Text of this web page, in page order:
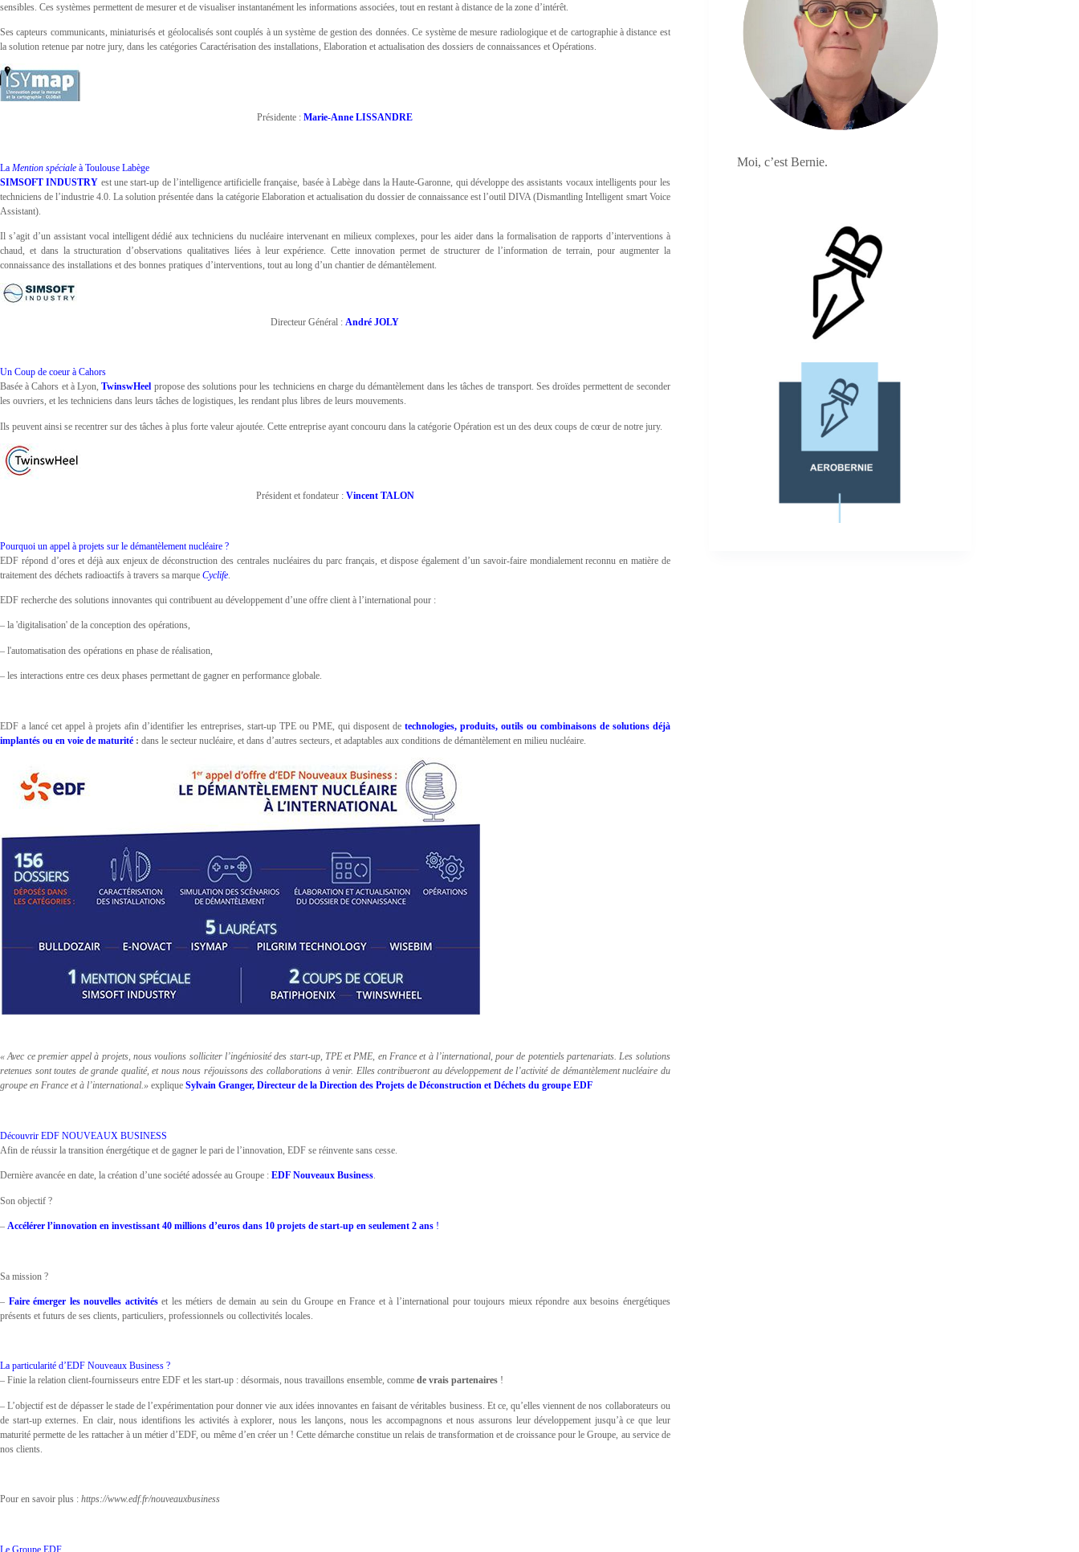
sensibles. Ces systèmes permettent de mesurer et de visualiser instantanément les informations associées, tout en restant à distance de la zone d’intérêt.
Ses capteurs communicants, miniaturisés et géolocalisés sont couplés à un système de gestion des données. Ce système de mesure radiologique et de cartographie à distance est
la solution retenue par notre jury, dans les catégories Caractérisation des installations, Elaboration et actualisation des dossiers de connaissances et Opérations.
Présidente :Marie-Anne LISSANDRE
La Mention spéciale à Toulouse Labège
SIMSOFT INDUSTRY est une start-up de l’intelligence artificielle française, basée à Labège dans la Haute-Garonne, qui développe des assistants vocaux intelligents pour les
techniciens de l’industrie 4.0. La solution présentée dans la catégorie Elaboration et actualisation du dossier de connaissance est l’outil DIVA (Dismantling Intelligent smart Voice
Assistant).
Il s’agit d’un assistant vocal intelligent dédié aux techniciens du nucléaire intervenant en milieux complexes, pour les aider dans la formalisation de rapports d’interventions à
chaud, et dans la structuration d’observations qualitatives liées à leur expérience. Cette innovation permet de structurer de l’information de terrain, pour augmenter la
connaissance des installations et des bonnes pratiques d’interventions, tout au long d’un chantier de démantèlement.
Directeur Général : André JOLY
Un Coup de coeur à Cahors
Basée à Cahors et à Lyon,TwinswHeel propose des solutions pour les techniciens en charge du démantèlement dans les tâches de transport. Ses droïdes permettent de seconder
les ouvriers, et les techniciens dans leurs tâches de logistiques, les rendant plus libres de leurs mouvements.
Ils peuvent ainsi se recentrer sur des tâches à plus forte valeur ajoutée. Cette entreprise ayant concouru dans la catégorie Opération est un des deux coups de cœur de notre jury.
Président et fondateur : Vincent TALON
Pourquoi un appel à projets sur le démantèlement nucléaire ?
EDF répond d’ores et déjà aux enjeux de déconstruction des centrales nucléaires du parc français, et dispose également d’un savoir-faire mondialement reconnu en matière de
traitement des déchets radioactifs à travers sa marque Cyclife
EDF recherche des solutions innovantes qui contribuent au développement d’une offre client à l’international pour :
– la 'digitalisation' de la conception des opérations,
– l'automatisation des opérations en phase de réalisation,
– les interactions entre ces deux phases permettant de gagner en performance globale.
EDF a lancé cet appel à projets afin d’identifier les entreprises, start-up TPE ou PME, qui disposent de technologies, produits, outils ou combinaisons de solutions déjà
implantés ou en voie de maturité : dans le secteur nucléaire, et dans d’autres secteurs, et adaptables aux conditions de démantèlement en milieu nucléaire.
« Avec ce premier appel à projets, nous voulions solliciter l’ingéniosité des start-up, TPE et PME, en France et à l’international, pour de potentiels partenariats. Les solutions
retenues sont toutes de grande qualité, et nous nous réjouissons des collaborations à venir. Elles contribueront au développement de l’activité de démantèlement nucléaire du
groupe en France et à l’international.» explique Sylvain Granger, Directeur de la Direction des Projets de Déconstruction et Déchets du groupe EDF
Découvrir EDF NOUVEAUX BUSINESS
Afin de réussir la transition énergétique et de gagner le pari de l’innovation, EDF se réinvente sans cesse.
Dernière avancée en date, la création d’une société adossée au Groupe : EDF Nouveaux Business.
Son objectif ?
– Accélérer l’innovation en investissant 40 millions d’euros dans 10 projets de start-up en seulement 2 ans !
Sa mission ?
– Faire émerger les nouvelles activités et les métiers de demain au sein du Groupe en France et à l’international pour toujours mieux répondre aux besoins énergétiques
présents et futurs de ses clients, particuliers, professionnels ou collectivités locales.
La particularité d’EDF Nouveaux Business ?
– Finie la relation client-fournisseurs entre EDF et les start-up : désormais, nous travaillons ensemble, comme de vrais partenaires !
– L’objectif est de dépasser le stade de l’expérimentation pour donner vie aux idées innovantes en faisant de véritables business. Et ce, qu’elles viennent de nos collaborateurs ou
de start-up externes. En clair, nous identifions les activités à explorer, nous les lançons, nous les accompagnons et nous assurons leur développement jusqu’à ce que leur
maturité permette de les rattacher à un métier d’EDF, ou même d’en créer un ! Cette démarche constitue un relais de transformation et de croissance pour le Groupe, au service de
nos clients.
Pour en savoir plus : https://www.edf.fr/nouveauxbusiness
Le Groupe EDF
Moi, c’est Bernie.